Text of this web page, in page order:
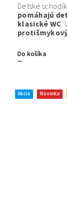
Do košíka
Detské
pomáhajú
klasické WC.
sú ideálne na
konštrukci
zaručujú
Akcia Novinka